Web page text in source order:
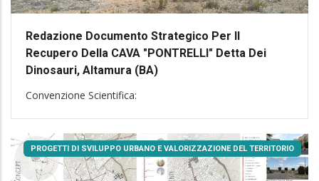
Redazione Documento Strategico Per Il
Recupero Della CAVA "PONTRELLI" Detta Dei
Dinosauri, Altamura (BA)
Convenzione Scientifica:
PROGETTI DI SVILUPPO URBANO E VALORIZZAZIONE DEL TERRITORIO